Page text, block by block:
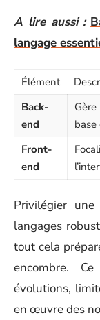
A lire aussi :
langage
Élément
Back-
end
base
Front-
end
Privilégier
langages
tout cela
encombre.
évolutions,
en œuvre des